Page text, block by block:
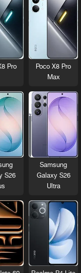
Poco X8 Pro
Max
Pro
Samsung
Galaxy S26
Ultra
S26